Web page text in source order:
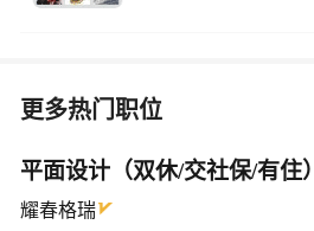
更多热门职位
平面设计（双休/交社保/有住）
耀春格瑞